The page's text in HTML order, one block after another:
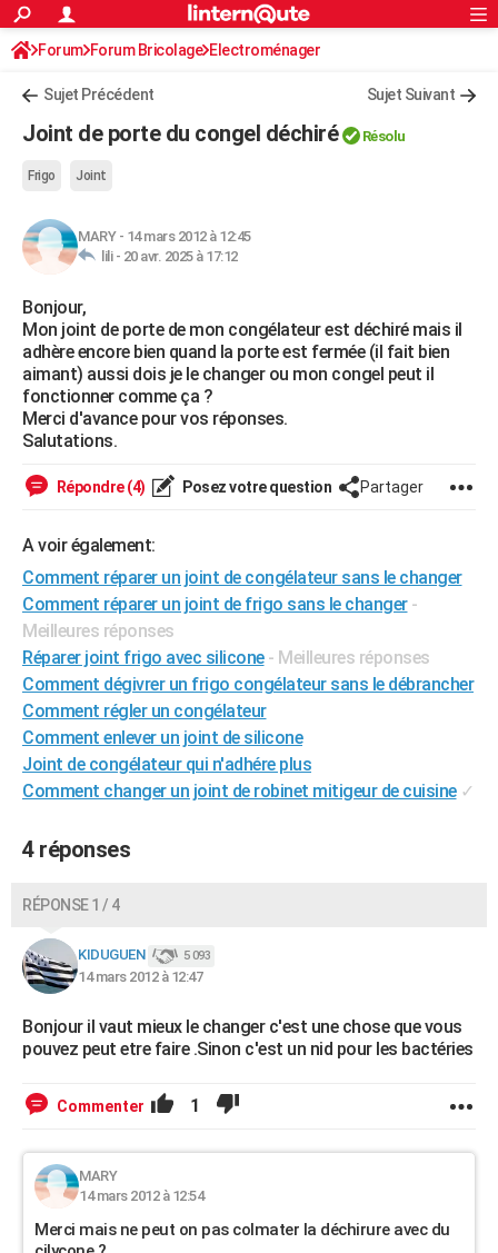
ACTUALITÉS
Politique
Société
Faits Divers
Education
Monde
Villes
+
Essais
Réserver un essai
Citadines
Berlines
SUV
Forum auto
+HIGH-TECH
BRICOLAGE
Forum
Aménagement intérieur
Extérieur
Cuisine
Salle de bains
Jardinage
Rangement
WEEK-END
Guides de France
Escapades
Patrimoine
Expositions
Musées
Week-end nature
+LIFESTYLE
Art de vivre
Bien-être
Loisirs
Mode
Modes de vie
SANTE
Alimentation
Guide de la santé
Maladies
Médicaments
Sommeil
VOYAGE
GUIDES D'ACHAT
BONS PLANS
CARTE DE VOEUX
Carte Bonne année
Carte Saint-Valentin
Carte d'anniversaire
DICTIONNAIRE
Dictionnaire
Biographies
Citations
Expressions
Proverbes
PROGRAMME TV
COPAINS D'AVANT
AVIS DE DÉCÈS
S'inscrire
Connexion
Forum Forum Bricolage Electroménager
Sujet Précédent Sujet Suivant
Joint de porte du congel déchiré Résolu
Frigo Joint
MARY- 14 mars 2012 à 12:45
lili - 20 avr. 2025 à 17:12
Bonjour,
Mon joint de porte de mon congélateur est déchiré mais il
adhère encore bien quand la porte est fermée (il fait bien
aimant) aussi dois je le changer ou mon congel peut il
fonctionner comme ça ?
Merci d'avance pour vos réponses.
Salutations.
Répondre (4) Posez votre question Partager
A voir également:
Comment réparer un joint de congélateur sans le changer
Comment réparer un joint de frigo sans le changer -
Meilleures réponses
Réparer joint frigo avec silicone - Meilleures réponses
Comment dégivrer un frigo congélateur sans le débrancher
Comment régler un congélateur
Comment enlever un joint de silicone
Joint de congélateur qui n'adhére plus
Comment changer un joint de robinet mitigeur de cuisine ✓
4 réponses
RÉPONSE 1 / 4
KIDUGUEN 5 093
14 mars 2012 à 12:47
Bonjour il vaut mieux le changer c'est une chose que vous
pouvez peut etre faire .Sinon c'est un nid pour les bactéries
Commenter 1
MARY
14 mars 2012 à 12:54
Merci mais ne peut on pas colmater la déchirure avec du